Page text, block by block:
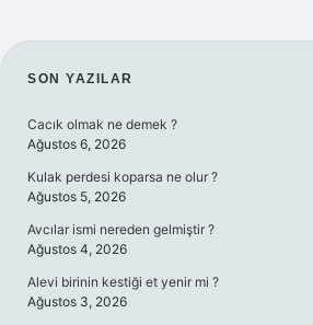
SIDEBAR
SON YAZILAR
Cacık olmak ne demek ?
Ağustos 6, 2026
Kulak perdesi koparsa ne olur ?
Ağustos 5, 2026
Avcılar ismi nereden gelmiştir ?
Ağustos 4, 2026
Alevi birinin kestiği et yenir mi ?
Ağustos 3, 2026